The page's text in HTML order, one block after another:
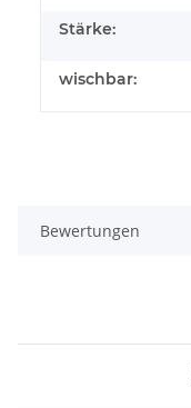
Stärke:
wischbar:
Bewertungen